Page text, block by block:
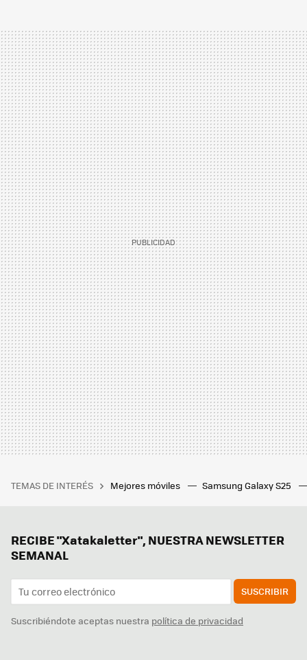
TEMAS DE INTERÉS Mejores móviles Samsung Galaxy S25
RECIBE "Xatakaletter", NUESTRA NEWSLETTER
SEMANAL
SUSCRIBIR
Suscribiéndote aceptas nuestra política de privacidad